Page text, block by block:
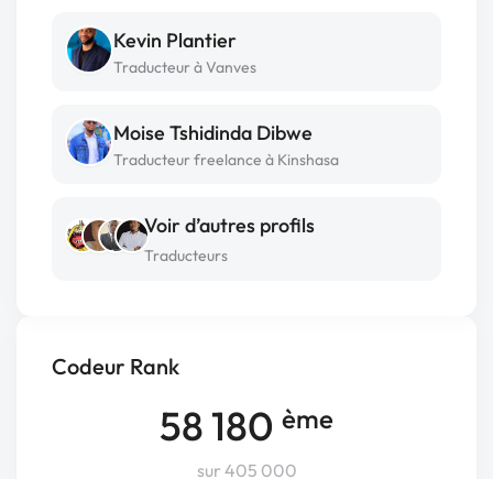
Codeur Rank
58 180 ème
sur 405 000
Kevin Plantier
Traducteur à Vanves
Moise Tshidinda Dibwe
Traducteur freelance à Kinshasa
Voir d’autres profils
Traducteurs